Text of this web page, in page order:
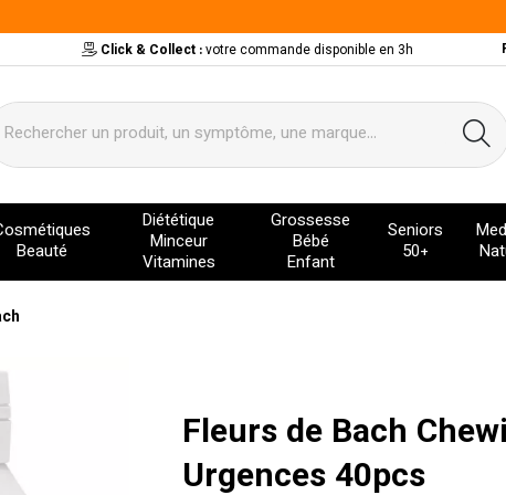
Click & Collect :votre commande disponible en 3h
Beauté
Diététique
Minceur
Vitamines
Grossesse
Bébé
Enfant
Seniors
50+
Fleurs de Bach
Urgences 40pcs